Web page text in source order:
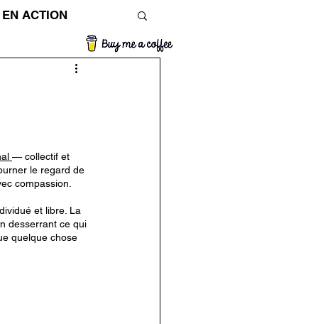
ACTION
— collectif et
le regard de
compassion.
et libre. La
desserrant ce qui
quelque chose